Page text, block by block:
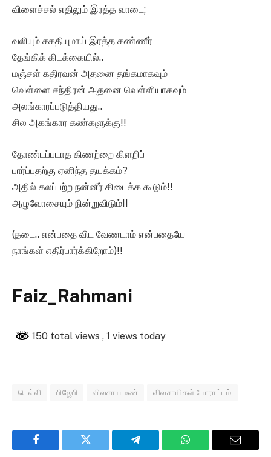
விளைச்சல் எதிலும் இரத்த வாடை;
வலியும் சகதியுமாய் இரத்த கண்ணீர்
தேங்கிக் கிடக்கையில்..
மஞ்சள் கதிரவன் அதனை தங்கமாகவும்
வெள்ளை சந்திரன் அதனை வெள்ளியாகவும்
அலங்காரப்படுத்தியது..
சில அகங்கார கண்களுக்கு!!
தோண்டப்படாத கிணற்றை கிளறிப்
பார்ப்பதற்கு ஏனிந்த தயக்கம்?
அதில் கலப்பற்ற நன்னீர் கிடைக்க கூடும்!!
அழுவோசையும் நின்றுவிடும்!!
(தடை.. என்பதை விட வேணடாம் என்பதையே
நாங்கள் எதிர்பார்க்கிறோம்)!!
Faiz_Rahmani
150 total views , 1 views today
டெல்லி பிஜேபி விவசாய மண் விவசாயிகள் போராட்டம்
Facebook Twitter Telegram WhatsApp Email